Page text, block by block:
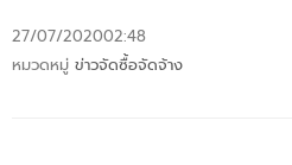
27/07/202002:48
หมวดหมู่ ข่าวจัดซื้อจัดจ้าง